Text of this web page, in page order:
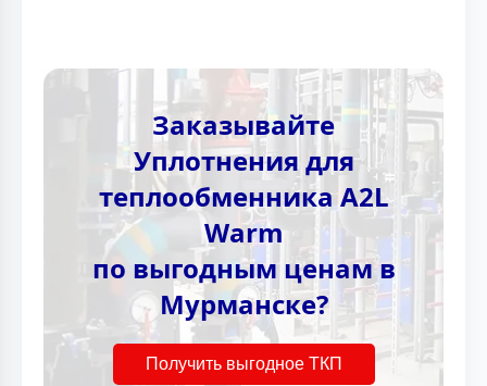
Заказывайте
Уплотнения для
теплообменника A2L
Warm
по выгодным ценам в
Мурманске?
Получить выгодное ТКП